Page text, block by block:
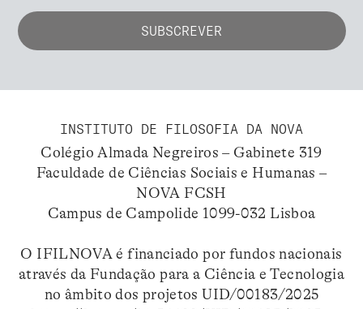
INSTITUTO DE FILOSOFIA DA NOVA
Colégio Almada Negreiros – Gabinete 319
Faculdade de Ciências Sociais e Humanas –
NOVA FCSH
Campus de Campolide 1099-032 Lisboa
O IFILNOVA é financiado por fundos nacionais
através da Fundação para a Ciência e Tecnologia
no âmbito dos projetos UID/00183/2025